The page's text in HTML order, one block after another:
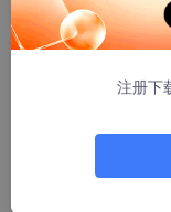
还是想表达一些更贴
先说结论： 从“编
显著减少对程序员的
编码层，AI已
注册下